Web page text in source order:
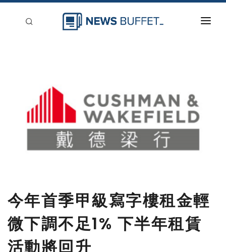
刊登
今年首季甲級寫字樓租金輕
微下調不足1% 下半年租賃
活動將回升